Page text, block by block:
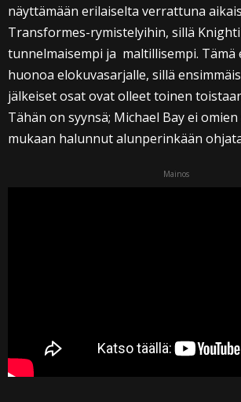
näyttämään erilaiselta verrattuna
Transformes-rymistelyihin, sillä
tunnelmaisempi ja maltillisempi. Tämä
huonoa elokuvasarjalle, sillä
jälkeiset osat ovat olleet toinen
Tähän on syynsä; Michael Bay ei
mukaan halunnut alunperinkään
Mainos